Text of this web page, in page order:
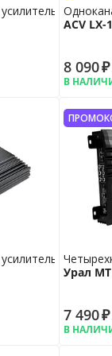
ACV LX-
8 090₽
В
Урал МТ
7 490₽
В